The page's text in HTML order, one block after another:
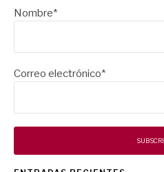
Nombre*
Correo electrónico*